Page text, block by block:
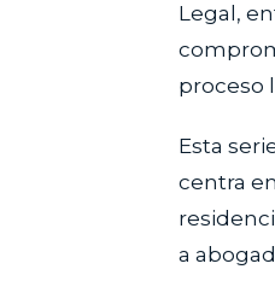
Legal,
proceso
Esta
centra
a